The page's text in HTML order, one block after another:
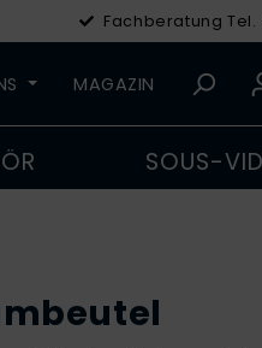
Fachberatung Tel.
MAGAZIN
SOUS-